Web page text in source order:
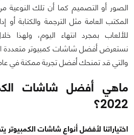
الصور أو التصميم كما أن تلك النوعية
المكتب العامة مثل الترجمة والكتابة أو
للألعاب بمجرد انتهاء اليوم، ولهذا
نستعرض أفضل شاشات كمبيوتر متعددة
والتي قد تمنحك أفضل تجربة ممكنة في عام
2022؟
اختياراتنا لأفضل أنواع شاشات الكمبيوتر